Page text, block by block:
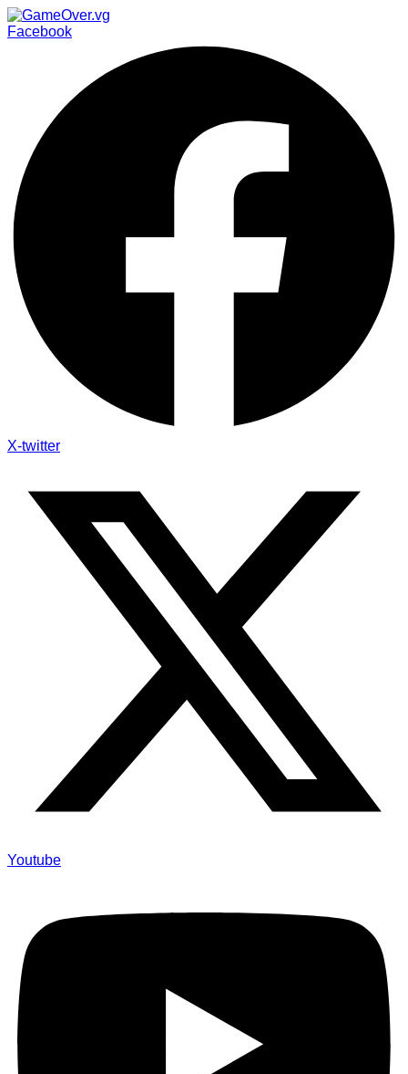
Facebook
X-twitter
Youtube